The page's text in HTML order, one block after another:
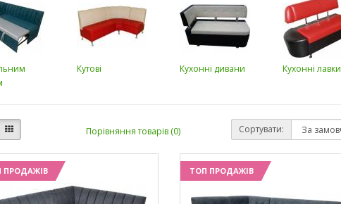
Кутові Кухонні дивани Кухонні лавки
Порівняння товарів (0) Сортувати:
ПРОДАЖІВ ТОП ПРОДАЖІВ